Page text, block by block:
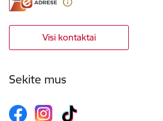
Visi kontaktai
Sekite mus